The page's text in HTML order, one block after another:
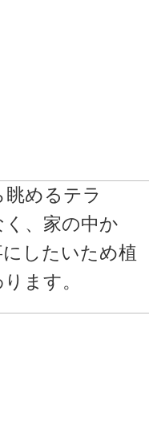
眺めるテラ
、家の中か
したいため植
ます。